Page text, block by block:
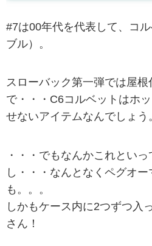
#7は00年代を代表して、コ
ブル）。
スローバック第一弾では屋
で・・・C6コルベットはホ
せないアイテムなんでしょう
・・・でもなんかこれとい
し・・・なんとなくペグオ
も。。。
しかもケース内に2つずつ入
さん！